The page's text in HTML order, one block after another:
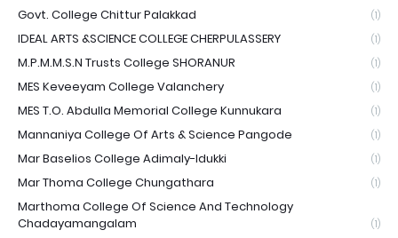
Govt. College Chittur Palakkad (1)
IDEAL ARTS &SCIENCE COLLEGE CHERPULASSERY (1)
M.P.M.M.S.N Trusts College SHORANUR (1)
MES Keveeyam College Valanchery (1)
MES T.O. Abdulla Memorial College Kunnukara (1)
Mannaniya College Of Arts & Science Pangode (1)
Mar Baselios College Adimaly-Idukki (1)
Mar Thoma College Chungathara (1)
Marthoma College Of Science And Technology
Chadayamangalam
(1)